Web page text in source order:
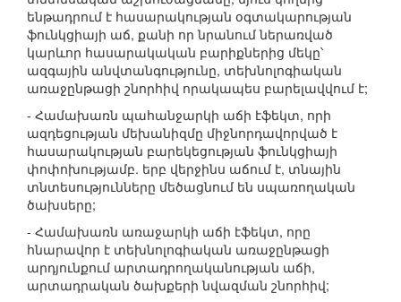
ենթադրում է հասարակության օգտակարության
ֆունկցիայի աճ, քանի որ նրանում ներառված
կարևոր հասարակական բարիքներից մեկը՝
ազգային անվտանգությունը, տեխնոլոգիական
առաջընթացի շնորհիվ որակապես բարելավվում է;
- Համախառն պահանջարկի աճի էֆեկտ, որի
ազդեցության մեխանիզմը միջնորդավորված է
հասարակության բարեկեցության ֆունկցիայի
փոփոխությամբ. երբ վերջինս աճում է, տնային
տնտեսությունները մեծացնում են սպառողական
ծախսերը;
- Համախառն առաջարկի աճի էֆեկտ, որը
հնարավոր է տեխնոլոգիական առաջընթացի
արդյունքում արտադրողականության աճի,
արտադրական ծախքերի նվազման շնորհիվ;